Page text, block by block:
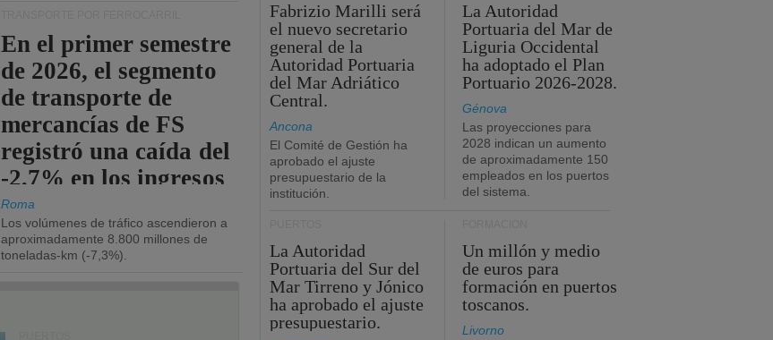
En el primer semestre
de 2026, el segmento
de transporte de
mercancías de FS
registró una caída del
-2,7% en los ingresos
operativos.
Roma
Los volúmenes de tráfico ascendieron a
aproximadamente 8.800 millones de
toneladas-km (-7,3%).
Fabrizio Marilli será
el nuevo secretario
general de la
Autoridad Portuaria
del Mar Adriático
Central.
Ancona
El Comité de Gestión ha
aprobado el ajuste
presupuestario de la
institución.
La Autoridad
Portuaria del Mar de
Liguria Occidental
ha adoptado el Plan
Portuario 2026-2028.
Génova
Las proyecciones para
2028 indican un aumento
de aproximadamente 150
empleados en los puertos
del sistema.
La Autoridad
Portuaria del Sur del
Mar Tirreno y Jónico
ha aprobado el ajuste
presupuestario.
Un millón y medio
de euros para
formación en puertos
toscanos.
Livorno